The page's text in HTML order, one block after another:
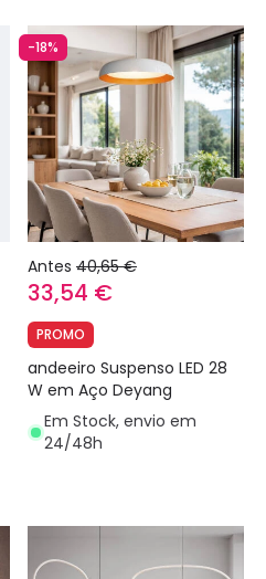
-18%
Antes 40,65 €
33,54 €
PROMO
andeeiro Suspenso LED 28
W em Aço Deyang
Em Stock, envio em
24/48h